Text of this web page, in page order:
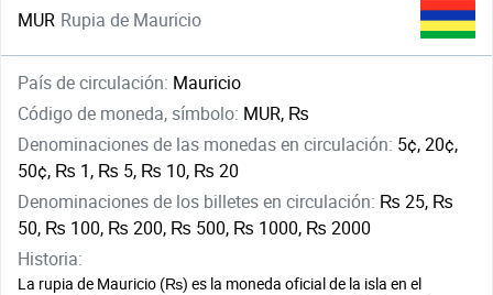
MUR Rupia de Mauricio
País de circulación: Mauricio
Código de moneda, símbolo: MUR, ₨
Denominaciones de las monedas en circulación: 5¢, 20¢,
50¢, ₨ 1, ₨ 5, ₨ 10, ₨ 20
Denominaciones de los billetes en circulación: ₨ 25, ₨
50, ₨ 100, ₨ 200, ₨ 500, ₨ 1000, ₨ 2000
Historia:
La rupia de Mauricio (₨) es la moneda oficial de la isla en el